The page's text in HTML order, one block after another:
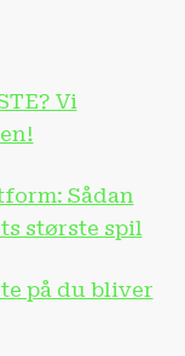
Vi
Sådan
største spil
på du bliver